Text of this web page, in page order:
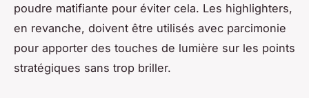
poudre matifiante pour éviter cela. Les highlighters,
en revanche, doivent être utilisés avec parcimonie
pour apporter des touches de lumière sur les points
stratégiques sans trop briller.